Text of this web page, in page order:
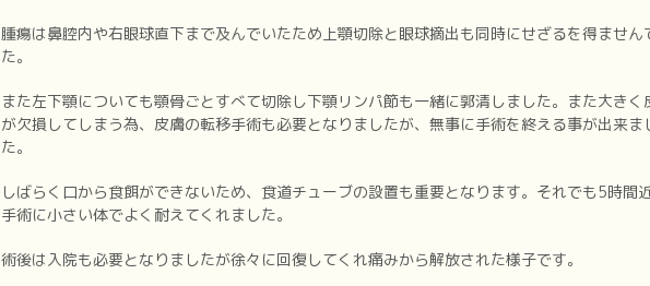
腫瘍は鼻腔内や右眼球直下まで及んでいたため上顎切除と眼球摘出も同時にせざるを得ません
た。
また左下顎についても顎骨ごとすべて切除し下顎リンパ節も一緒に郭清しました。また大きく
が欠損してしまう為、皮膚の転移手術も必要となりましたが、無事に手術を終える事が出来ま
た。
しばらく口から食餌ができないため、食道チューブの設置も重要となります。それでも5時間
手術に小さい体でよく耐えてくれました。
術後は入院も必要となりましたが徐々に回復してくれ痛みから解放された様子です。